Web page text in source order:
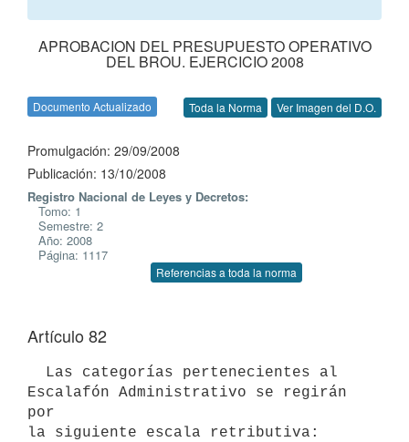
APROBACION DEL PRESUPUESTO OPERATIVO
DEL BROU. EJERCICIO 2008
Documento Actualizado Toda la Norma Ver Imagen del D.O.
Promulgación: 29/09/2008
Publicación: 13/10/2008
Registro Nacional de Leyes y Decretos:
Tomo: 1
Semestre: 2
Año: 2008
Página: 1117
Referencias a toda la norma
Artículo 82
Escalafón Administrativo se regirán
por
la siguiente escala retributiva: